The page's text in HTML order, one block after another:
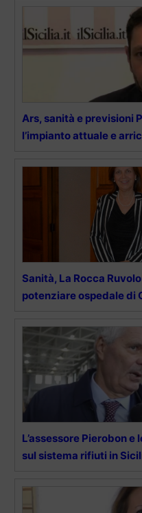
Ars, sanità e previsioni
l’impianto attuale e
Sanità, La Rocca
potenziare ospedale di
L’assessore Pierobon
sul sistema rifiuti in